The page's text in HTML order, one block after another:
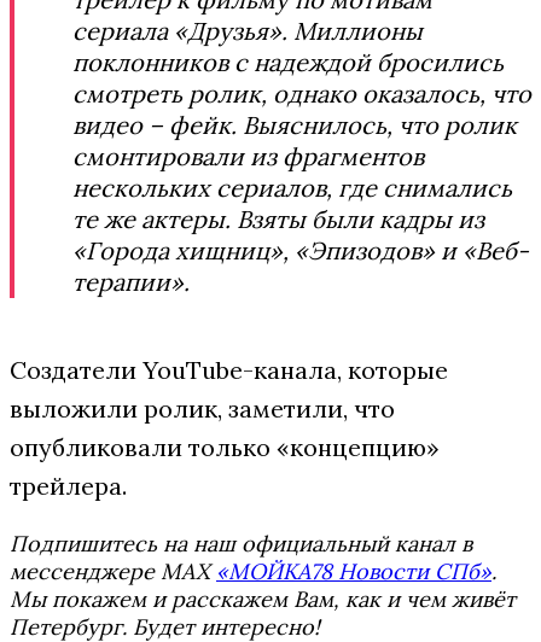
сериала «Друзья». Миллионы
поклонников с надеждой бросились
смотреть ролик, однако оказалось, что
видео – фейк. Выяснилось, что ролик
смонтировали из фрагментов
нескольких сериалов, где снимались
те же актеры. Взяты были кадры из
«Города хищниц», «Эпизодов» и «Веб-
терапии».
Создатели YouTube-канала, которые
выложили ролик, заметили, что
опубликовали только «концепцию»
трейлера.
Подпишитесь на наш официальный канал в
мессенджере MAX«МОЙКА78 Новости СПб».
Мы покажем и расскажем Вам, как и чем живёт
Петербург. Будет интересно!